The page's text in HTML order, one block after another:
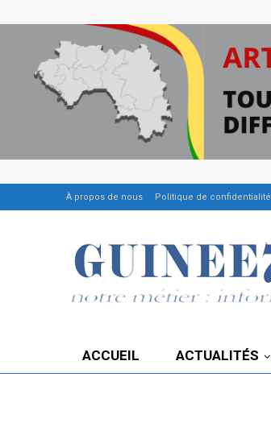
À propos de nous Politique de confidentialité
ACCUEIL ACTUALITÉS